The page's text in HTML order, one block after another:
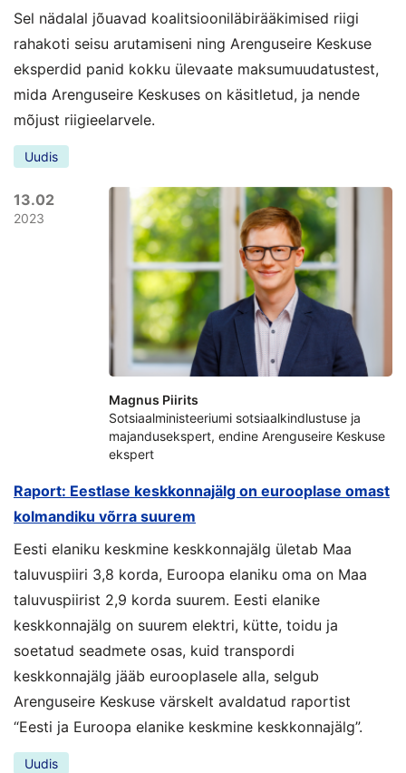
Sel nädalal jõuavad koalitsiooniläbirääkimised riigi
rahakoti seisu arutamiseni ning Arenguseire Keskuse
eksperdid panid kokku ülevaate maksumuudatustest,
mida Arenguseire Keskuses on käsitletud, ja nende
mõjust riigieelarvele.
Uudis
13.02
2023
Raport: Eestlase keskkonnajälg on eurooplase omast
kolmandiku võrra suurem
Eesti elaniku keskmine keskkonnajälg ületab Maa
taluvuspiiri 3,8 korda, Euroopa elaniku oma on Maa
taluvuspiirist 2,9 korda suurem. Eesti elanike
keskkonnajälg on suurem elektri, kütte, toidu ja
soetatud seadmete osas, kuid transpordi
keskkonnajälg jääb eurooplasele alla, selgub
Arenguseire Keskuse värskelt avaldatud raportist
“Eesti ja Euroopa elanike keskmine keskkonnajälg”.
Uudis
Magnus Piirits
Sotsiaalministeeriumi sotsiaalkindlustuse ja
majandusekspert, endine Arenguseire Keskuse
ekspert